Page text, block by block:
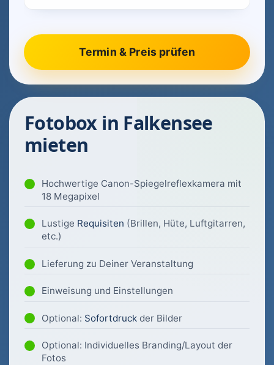
Fotobox in Falkensee
mieten
Hochwertige Canon-Spiegelreflexkamera mit
18 Megapixel
Lustige Requisiten (Brillen, Hüte, Luftgitarren,
etc.)
Lieferung zu Deiner Veranstaltung
Einweisung und Einstellungen
Optional: Sofortdruck der Bilder
Optional: Individuelles Branding/Layout der
Fotos